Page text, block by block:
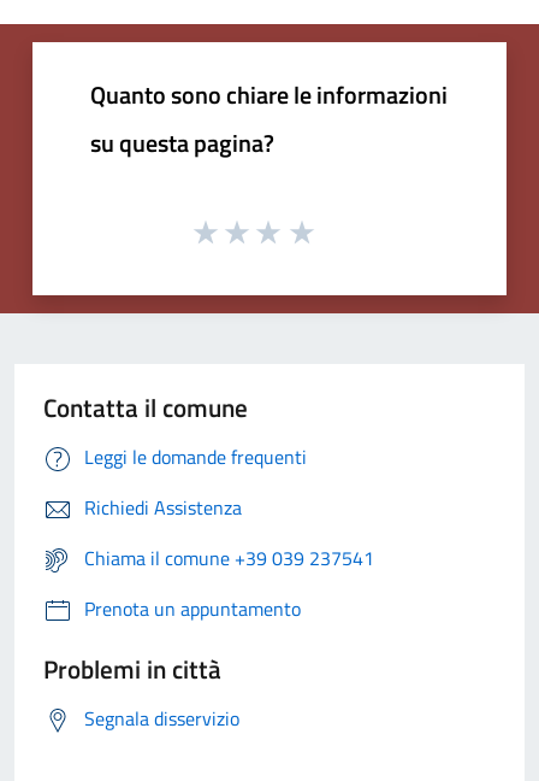
Quanto sono chiare le informazioni
su questa pagina?
Contatta il comune
Leggi le domande frequenti
Richiedi Assistenza
Chiama il comune +39 039 237541
Prenota un appuntamento
Problemi in città
Segnala disservizio